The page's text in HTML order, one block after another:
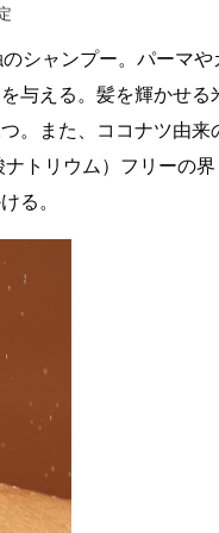
シャンプー。パーマや
与える。髪を輝かせる
。また、ココナツ由来
トリウム）フリーの界
る。